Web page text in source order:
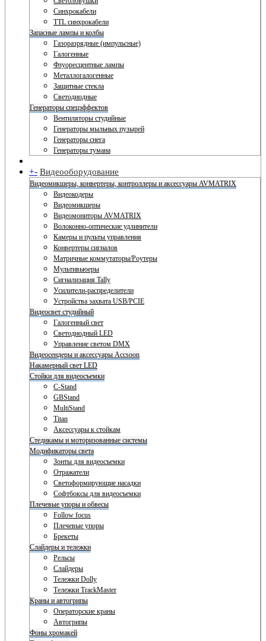
Синхрокабели
TTL синхрокабели
Запасные лампы и колбы
Газоразрядные (импульсные)
Галогенные
Флуоресцентные лампы
Металлогалогенные
Защитные стекла
Светодиодные
Генераторы спецэффектов
Вентиляторы студийные
Генераторы мыльных пузырей
Генераторы снега
Генераторы тумана
+- Видеооборудование
Видеомикшеры, конвертеры, контроллеры и аксессуары AVMATRIX
Видеокодеры
Видеомикшеры
Видеомониторы AVMATRIX
Волоконно-оптические удлинители
Камеры и пульты управления
Конвертеры сигналов
Матричные коммутаторы/Роутеры
Мультивьюеры
Сигнализация Tally
Усилители-распределители
Устройства захвата USB/PCIE
Видеосвет студийный
Галогенный свет
Светодиодный LED
Управление светом DMX
Видеосендеры и аксессуары Accsoon
Накамерный свет LED
Стойки для видеосъемки
C-Stand
GBStand
MultiStand
Titan
Аксессуары к стойкам
Стедикамы и моторизованные системы
Модификаторы света
Зонты для видеосъемки
Отражатели
Светоформирующие насадки
Софтбоксы для видеосъемки
Плечевые упоры и обвесы
Follow focus
Плечевые упоры
Брекеты
Слайдеры и тележки
Рельсы
Слайдеры
Тележки Dolly
Тележки TrackMaster
Краны и автогрипы
Операторские краны
Автогрипы
Фоны хромакей